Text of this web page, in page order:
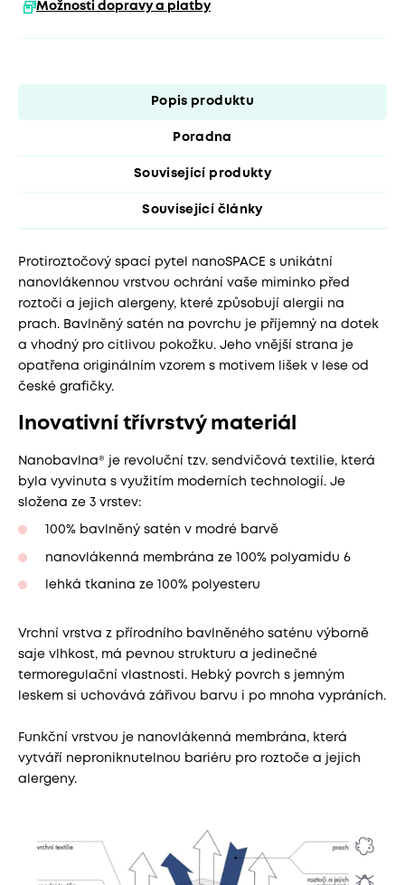
Možnosti dopravy a platby
Popis produktu
Poradna
Související produkty
Související články
Protiroztočový spací pytel nanoSPACE s unikátní
nanovlákennou vrstvou ochrání vaše miminko před
roztoči a jejich alergeny, které způsobují alergii na
prach. Bavlněný satén na povrchu je příjemný na dotek
a vhodný pro citlivou pokožku. Jeho vnější strana je
opatřena originálním vzorem s motivem lišek v lese od
české grafičky.
Inovativní třívrstvý materiál
Nanobavlna® je revoluční tzv. sendvičová textilie, která
byla vyvinuta s využitím moderních technologií. Je
složena ze 3 vrstev:
100% bavlněný satén v modré barvě
nanovlákenná membrána ze 100% polyamidu 6
lehká tkanina ze 100% polyesteru
Vrchní vrstva z přírodního bavlněného saténu výborně
saje vlhkost, má pevnou strukturu a jedinečné
termoregulační vlastnosti. Hebký povrch s jemným
leskem si uchovává zářivou barvu i po mnoha vypráních.
Funkční vrstvou je nanovlákenná membrána, která
vytváří neproniknutelnou bariéru pro roztoče a jejich
alergeny.